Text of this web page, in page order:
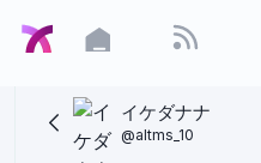
イケダナナ
@altms_10